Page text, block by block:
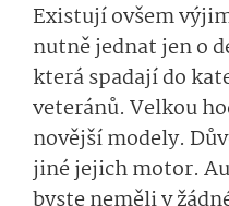
Existují ovšem
nutně jednat jen o
která spadají do
veteránů. Velkou
novější modely.
jiné jejich motor.